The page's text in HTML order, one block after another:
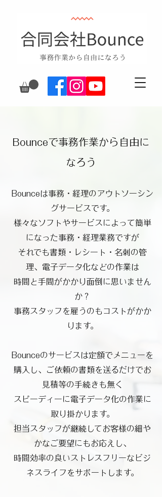
​Bounceで事務作業から自由に
なろう
Bounceは事務・経理のアウトソーシン
グサービスです。
様々なソフトやサービスによって簡単
になった事務・経理業務ですが
それでも書類・レシート・名刺の管
理、電子データ化などの作業は
時間と手間がかかり面倒に思いません
か？
事務スタッフを雇うのもコストがかか
ります。
Bounceのサービスは定額でメニューを
購入し、ご依頼の書類を送るだけでお
見積等の手続きも無く
スピーディーに電子データ化の作業に
取り掛かります。
担当スタッフが継続してお客様の細や
かなご要望にもお応えし、
時間効率の良いストレスフリーなビジ
ネスライフをサポートします。